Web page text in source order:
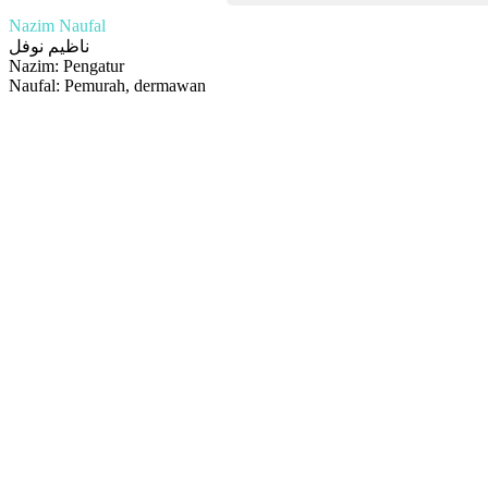
Nazim Naufal
ناظيم نوفل
Nazim: Pengatur
Naufal: Pemurah, dermawan